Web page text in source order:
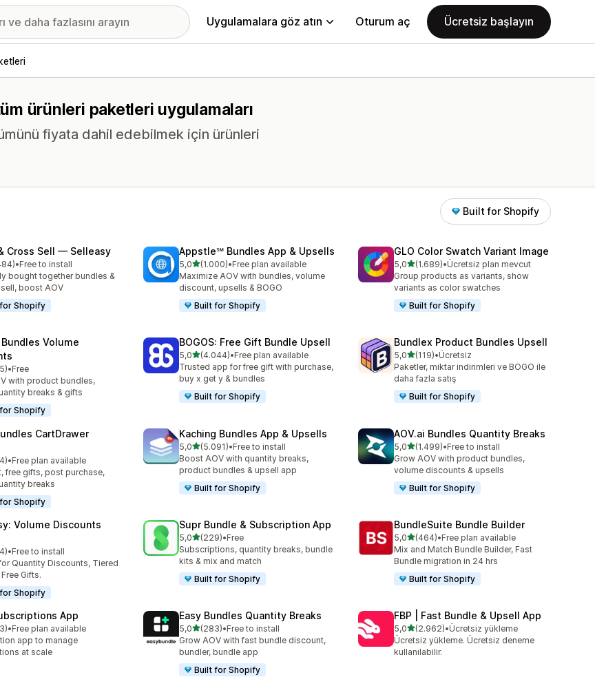
Uygulamalara göz atın Oturum aç Ücretsiz başlayın
ürünleri paketleri uygulamaları
fiyata dahil edebilmek için ürünleri
Built for Shopify
Cross Sell — Selleasy
üzerinden
değerlendirme
•Free to install
bought together bundles &
boost AOV
Shopify
Appstle℠ Bundles App & Upsells
5,05 yıldız üzerinden
(1.000)
toplam 1000 değerlendirme
•Free plan available
Maximize AOV with bundles, volume
discount, upsells & BOGO
Built for Shopify
GLO Color Swatch Variant Image
5,05 yıldız üzerinden
(1.689)
toplam 1689 değerlendirme
•Ücretsiz plan mevcut
Group products as variants, show
variants as color swatches
Built for Shopify
Bundles Volume
üzerinden
değerlendirme
•Free
with product bundles,
breaks & gifts
Shopify
BOGOS: Free Gift Bundle Upsell
5,05 yıldız üzerinden
(4.044)
toplam 4044 değerlendirme
•Free plan available
Trusted app for free gift with purchase,
buy x get y & bundles
Built for Shopify
Bundlex Product Bundles Upsell
5,05 yıldız üzerinden
(119)
toplam 119 değerlendirme
•Ücretsiz
Paketler, miktar indirimleri ve BOGO ile
daha fazla satış
Built for Shopify
CartDrawer
üzerinden
değerlendirme
•Free plan available
free gifts, post purchase,
breaks
Shopify
Kaching Bundles App & Upsells
5,05 yıldız üzerinden
(5.091)
toplam 5091 değerlendirme
•Free to install
Boost AOV with quantity breaks,
product bundles & upsell app
Built for Shopify
AOV.ai Bundles Quantity Breaks
5,05 yıldız üzerinden
(1.499)
toplam 1499 değerlendirme
•Free to install
Grow AOV with product bundles,
volume discounts & upsells
Built for Shopify
Volume Discounts
üzerinden
değerlendirme
•Free to install
Quantity Discounts, Tiered
Gifts.
Shopify
Supr Bundle & Subscription App
5,05 yıldız üzerinden
(229)
toplam 229 değerlendirme
•Free
Subscriptions, quantity breaks, bundle
kits & mix and match
Built for Shopify
BundleSuite Bundle Builder
5,05 yıldız üzerinden
(464)
toplam 464 değerlendirme
•Free plan available
Mix and Match Bundle Builder, Fast
Bundle migration in 24 hrs
Built for Shopify
App
üzerinden
değerlendirme
•Free plan available
app to manage
at scale
Easy Bundles Quantity Breaks
5,05 yıldız üzerinden
(283)
toplam 283 değerlendirme
•Free to install
Grow AOV with fast bundle discount,
bundler, bundle app
Built for Shopify
FBP | Fast Bundle & Upsell App
5,05 yıldız üzerinden
(2.962)
toplam 2962 değerlendirme
•Ücretsiz yükleme
Ücretsiz yükleme. Ücretsiz deneme
kullanılabilir.